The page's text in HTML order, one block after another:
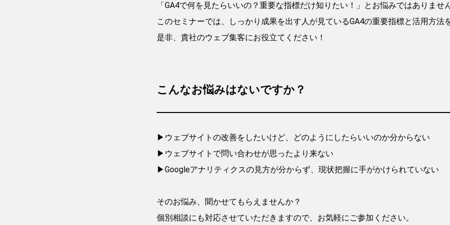
「GA4で何を見たらいいの？重要な指標だけ知りたい！」とお悩みではありませ
このセミナーでは、しっかり成果を出す人が見ているGA4の重要指標と活用方法
是非、貴社のウェブ集客にお役立てください！
こんなお悩みはないですか？
▶ウェブサイトの改善をしたいけど、どのようにしたらいいのか分からない
▶ウェブサイトで問い合わせが思ったより来ない
▶Googleアナリティクスの見方が分からず、現状把握に手がかけられていない
そのお悩み、聞かせてもらえませんか？
個別相談にも対応させていただきますので、お気軽にご参加ください。